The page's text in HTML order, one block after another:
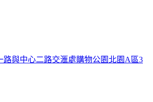
路與中心二路交滙處購物公園北園A區3